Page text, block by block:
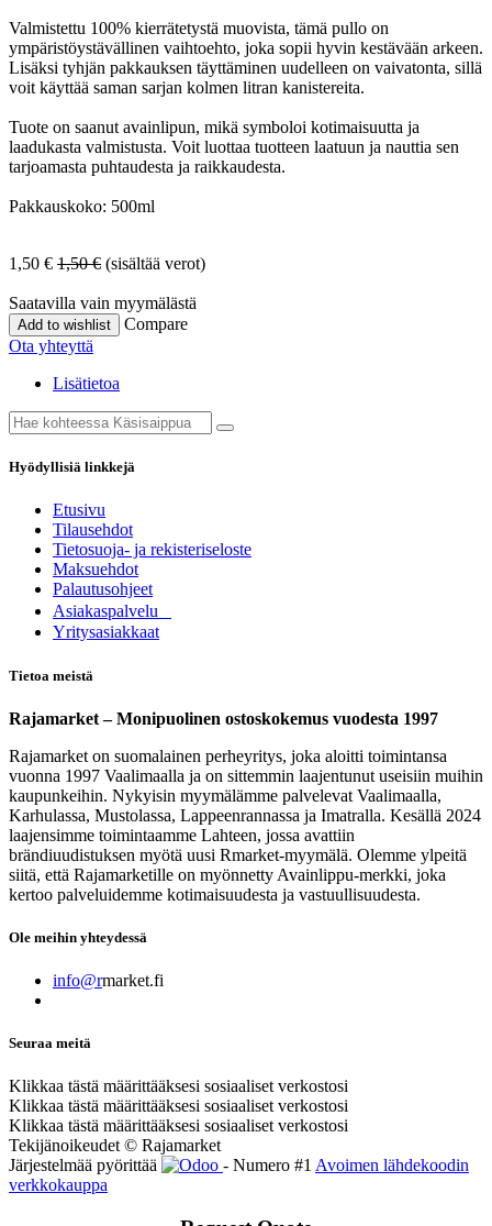
Valmistettu 100% kierrätetystä muovista, tämä pullo on
ympäristöystävällinen vaihtoehto, joka sopii hyvin kestävään arkeen.
Lisäksi tyhjän pakkauksen täyttäminen uudelleen on vaivatonta, sillä
voit käyttää saman sarjan kolmen litran kanistereita.
Tuote on saanut avainlipun, mikä symboloi kotimaisuutta ja
laadukasta valmistusta. Voit luottaa tuotteen laatuun ja nauttia sen
tarjoamasta puhtaudesta ja raikkaudesta.
Pakkauskoko: 500ml
1,50 € 1,50€ (sisältää verot)
Saatavilla vain myymälästä
Add to wishlist
Compare
Ota yhteyttä
Lisätietoa
Hyödyllisiä linkkejä
Etusivu
Tilausehdot
Tietosuoja- ja rekisteriseloste
Maksuehdot
Palautusohjeet
Asia​k​aspalvelu
​Yritysasiakkaat
Tietoa meistä
Rajamarket – Monipuolinen ostoskokemus vuodesta 1997
Rajamarket on suomalainen perheyritys, joka aloitti toimintansa
vuonna 1997 Vaalimaalla ja on sittemmin laajentunut useisiin muihin
kaupunkeihin. Nykyisin myymälämme palvelevat Vaalimaalla,
Karhulassa, Mustolassa, Lappeenrannassa ja Imatralla. Kesällä 2024
laajensimme toimintaamme Lahteen, jossa avattiin
brändiuudistuksen myötä uusi Rmarket-myymälä. Olemme ylpeitä
siitä, että Rajamarketille on myönnetty Avainlippu-merkki, joka
kertoo palveluidemme kotimaisuudesta ja vastuullisuudesta.
Ole meihin yhteydessä
info@rmarket.fi
Seuraa meitä
Klikkaa tästä määrittääksesi sosiaaliset verkostosi
Klikkaa tästä määrittääksesi sosiaaliset verkostosi
Klikkaa tästä määrittääksesi sosiaaliset verkostosi
Tekijänoikeudet © Rajamarket
Järjestelmää pyörittää
- Numero #1 Avoimen lähdekoodin
verkkokauppa